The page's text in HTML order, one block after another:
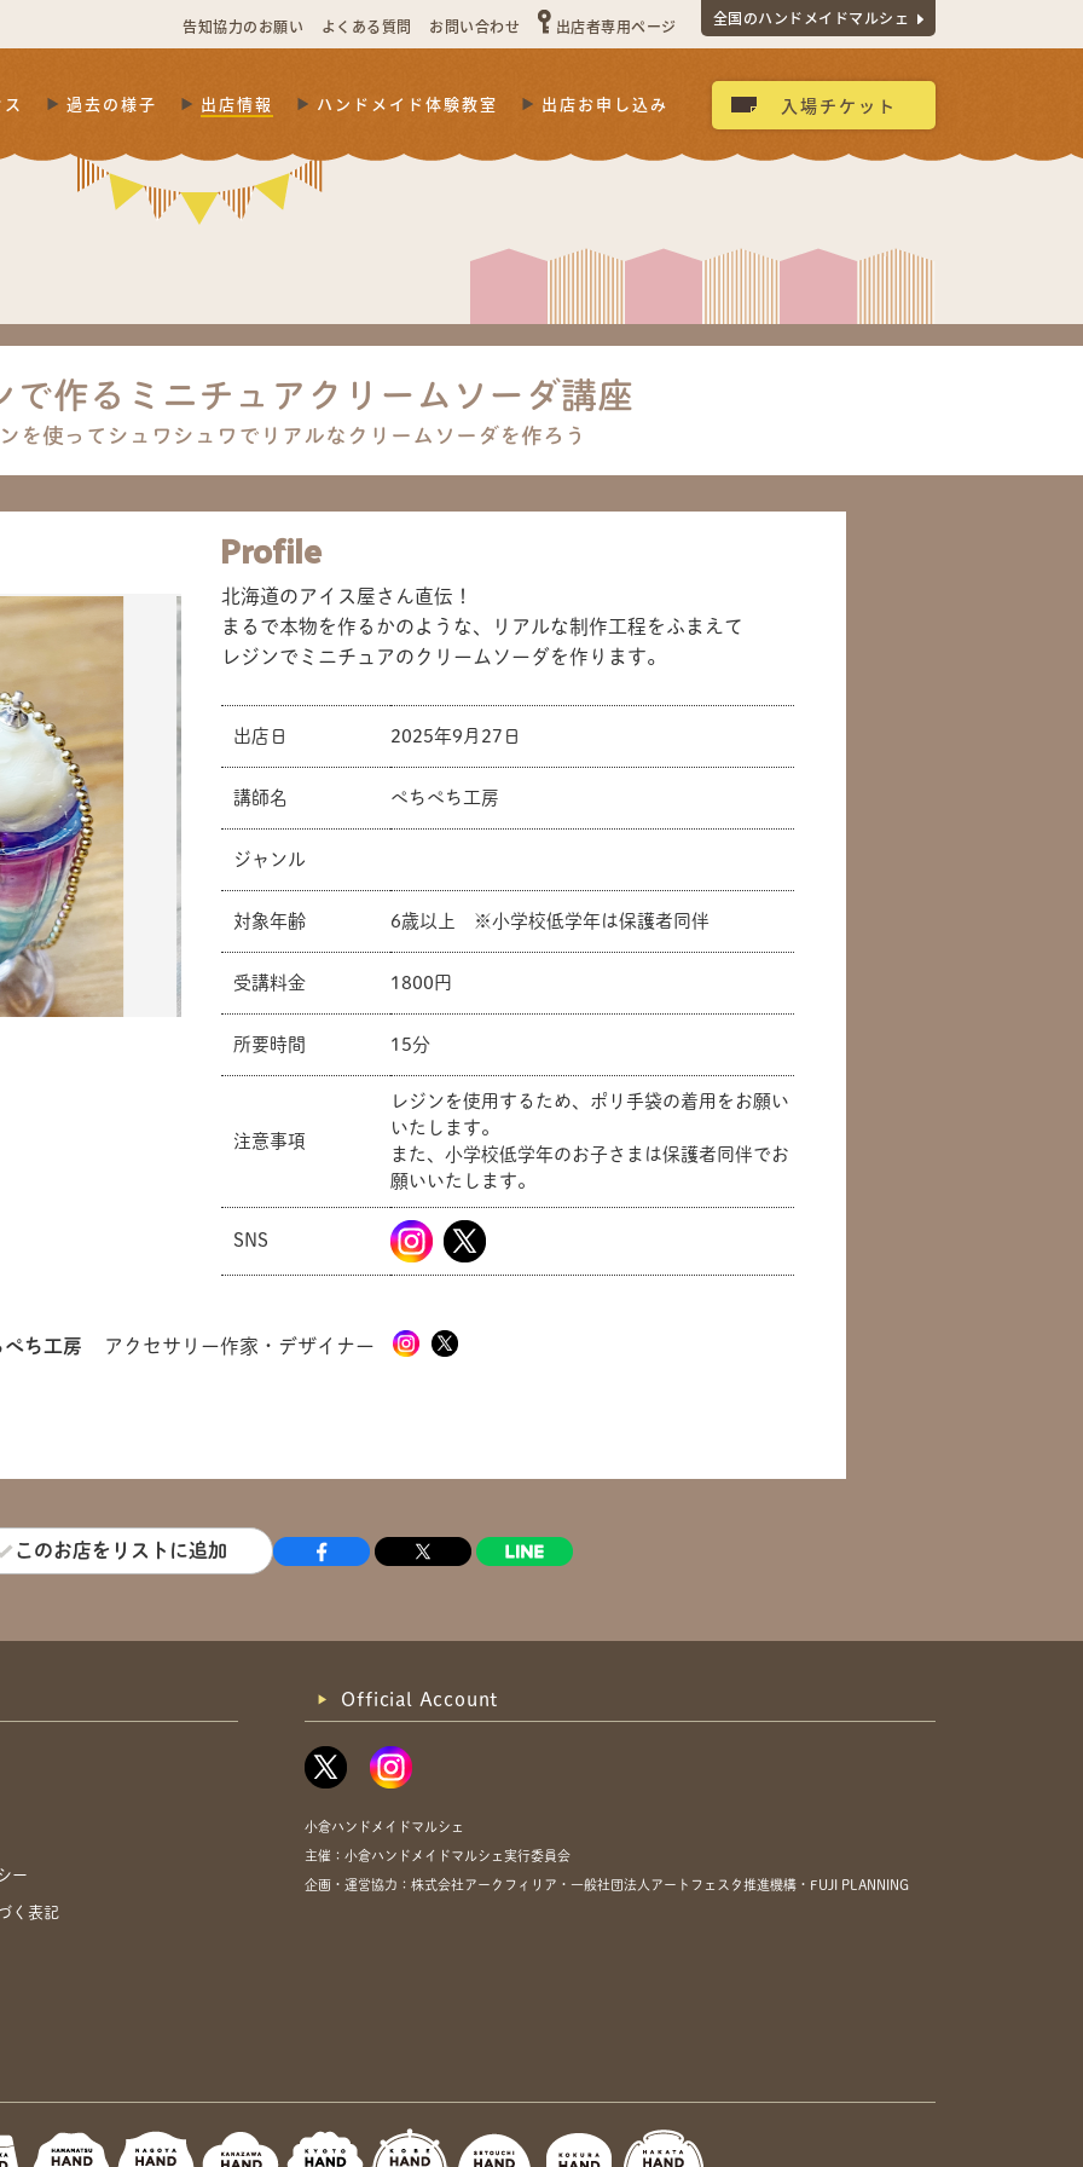
告知協力のお願い よくある質問 お問い合わせ 出店者専用ページ 全国のハンドメイドマルシェ
過去の様子 出店情報 ハンドメイド体験教室 出店お申し込み 入場チケット
で作るミニチュアクリームソーダ講座
を使ってシュワシュワでリアルなクリームソーダを作ろう
Profile
北海道のアイス屋さん直伝！
まるで本物を作るかのような、リアルな制作工程をふまえて
レジンでミニチュアのクリームソーダを作ります。
出店日 2025年9月27日
講師名 ぺちぺち工房
ジャンル
対象年齢 6歳以上 ※小学校低学年は保護者同伴
受講料金 1800円
所要時間 15分
注意事項
レジンを使用するため、ポリ手袋の着用をお願い
いたします。
また、小学校低学年のお子さまは保護者同伴でお
願いいたします。
SNS
ぺち工房 アクセサリー作家・デザイナー
このお店をリストに追加
共有方法を選択
ー
く表記
Official Account
小倉ハンドメイドマルシェ
主催：小倉ハンドメイドマルシェ実行委員会
企画・運営協力：株式会社アークフィリア・一般社団法人アートフェスタ推進機構・FUJI PLANNING